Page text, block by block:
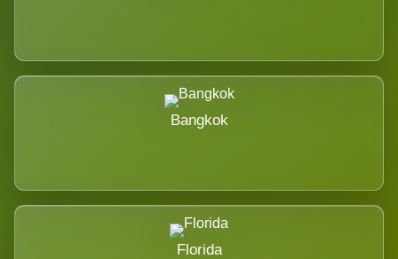
Bangkok
Florida